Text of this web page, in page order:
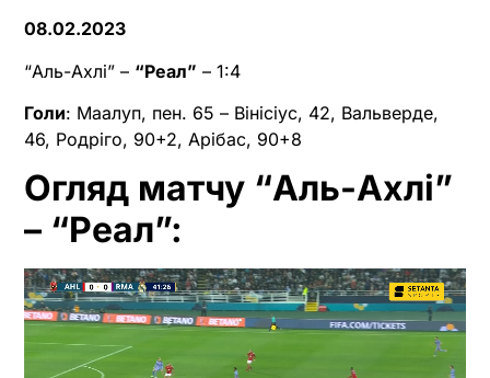
08.02.2023
“Аль-Ахлі” – “Реал” – 1:4
Голи: Маалуп, пен. 65 – Вінісіус, 42, Вальверде,
46, Родріго, 90+2, Арібас, 90+8
Огляд матчу “Аль-Ахлі”
– “Реал”: